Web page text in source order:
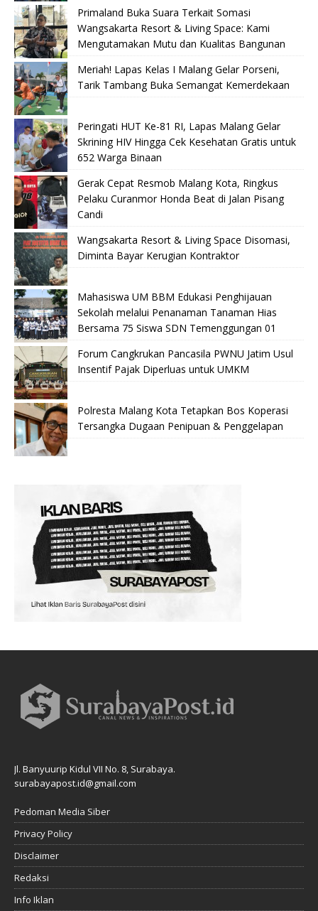
Primaland Buka Suara Terkait Somasi
Wangsakarta Resort & Living Space: Kami
Mengutamakan Mutu dan Kualitas Bangunan
Meriah! Lapas Kelas I Malang Gelar Porseni,
Tarik Tambang Buka Semangat Kemerdekaan
Peringati HUT Ke-81 RI, Lapas Malang Gelar
Skrining HIV Hingga Cek Kesehatan Gratis untuk
652 Warga Binaan
Gerak Cepat Resmob Malang Kota, Ringkus
Pelaku Curanmor Honda Beat di Jalan Pisang
Candi
Wangsakarta Resort & Living Space Disomasi,
Diminta Bayar Kerugian Kontraktor
Mahasiswa UM BBM Edukasi Penghijauan
Sekolah melalui Penanaman Tanaman Hias
Bersama 75 Siswa SDN Temenggungan 01
Forum Cangkrukan Pancasila PWNU Jatim Usul
Insentif Pajak Diperluas untuk UMKM
Polresta Malang Kota Tetapkan Bos Koperasi
Tersangka Dugaan Penipuan & Penggelapan
Jl. Banyuurip Kidul VII No. 8, Surabaya.
surabayapost.id@gmail.com
Pedoman Media Siber
Privacy Policy
Disclaimer
Redaksi
Info Iklan